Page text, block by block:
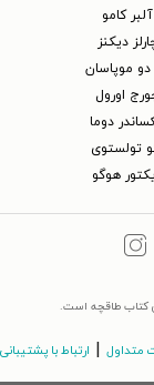
آلبر کامو
دیکنز
موپاسان
اورول
دوما
تولستوی
هوگو
کتاب طاقچه است.
متداول ارتباط با پشتیبانی